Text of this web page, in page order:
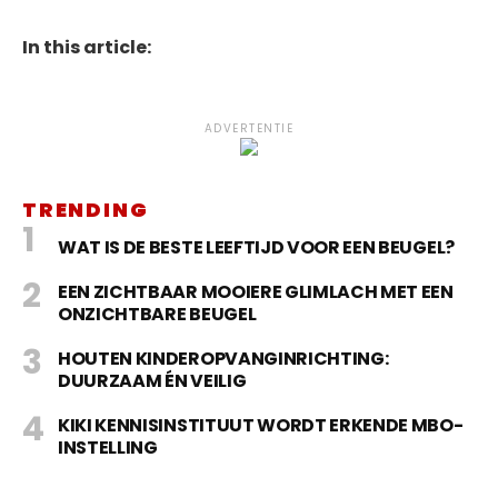
In this article:
ADVERTENTIE
TRENDING
WAT IS DE BESTE LEEFTIJD VOOR EEN BEUGEL?
EEN ZICHTBAAR MOOIERE GLIMLACH MET EEN
ONZICHTBARE BEUGEL
HOUTEN KINDEROPVANGINRICHTING:
DUURZAAM ÉN VEILIG
KIKI KENNISINSTITUUT WORDT ERKENDE MBO-
INSTELLING